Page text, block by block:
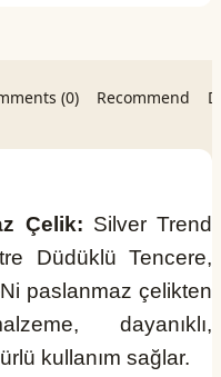
(0) Recommend
Çelik: Silver Trend
Düdüklü Tencere,
paslanmaz çelikten
dayanıklı,
kullanım sağlar.